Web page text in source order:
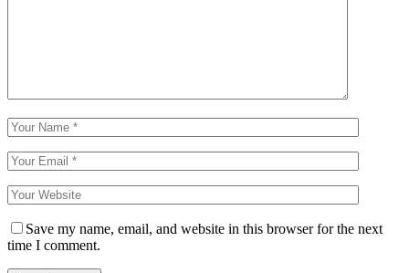
Save my name, email, and website in this browser for the next
time I comment.